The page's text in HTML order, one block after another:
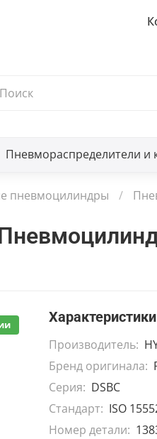
Пневмораспределители и
пневмоцилиндры
Характеристики
Производитель:
Бренд оригинала:
Серия: DSBC
Стандарт: ISO
Номер детали: